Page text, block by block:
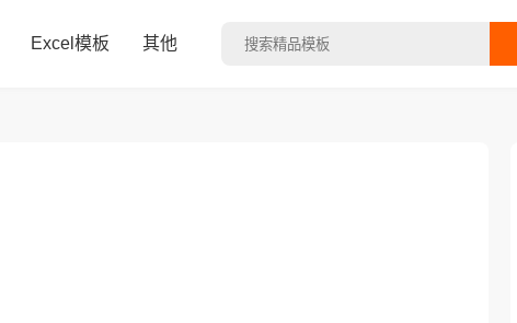
Excel模板 其他